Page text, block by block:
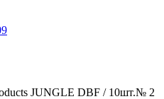
JUNGLE DBF / 10шт.№ 2